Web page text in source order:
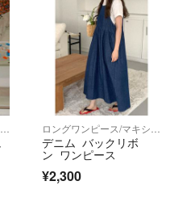
デニム バックリボ
ン ワンピース
¥2,300